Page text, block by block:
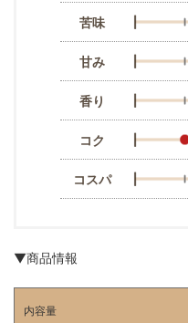
苦味
甘み
香り
コク
コスパ
▼商品情報
内容量